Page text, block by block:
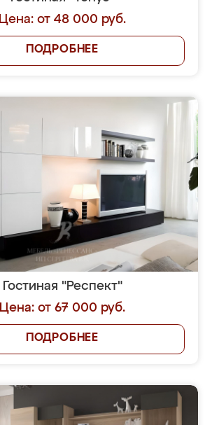
Цена: от 48 000 руб.
ПОДРОБНЕЕ
Гостиная "Респект"
Цена: от 67 000 руб.
ПОДРОБНЕЕ